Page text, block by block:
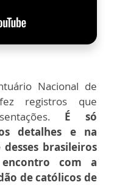
Nacional de
registros que
É só
detalhes e na
brasileiros
com a
de católicos de